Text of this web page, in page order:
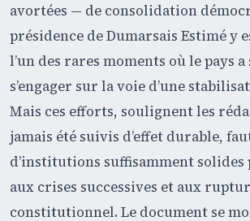
avortées — de consolidation
présidence de Dumarsais Estimé y
l’un des rares moments où le pays a
s’engager sur la voie d’une
Mais ces efforts, soulignent les
jamais été suivis d’effet durable,
d’institutions suffisamment
aux crises successives et aux
constitutionnel. Le document se